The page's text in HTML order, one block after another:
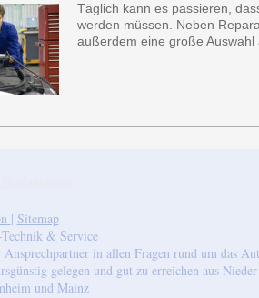
Täglich kann es passieren,
werden müssen. Neben
außerdem eine große
| Sitemap
& Service
in allen Fragen rund um das
gelegen und gut zu erreichen aus
und Mainz